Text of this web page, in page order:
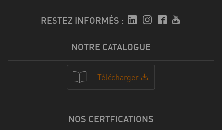
RESTEZ INFORMÉS :
NOTRE CATALOGUE
Télécharger
NOS CERTFICATIONS